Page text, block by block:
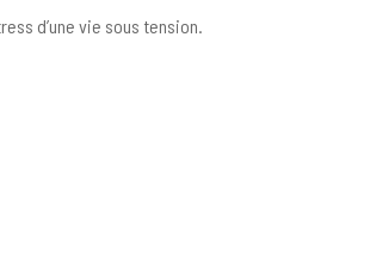
d’une vie sous tension.